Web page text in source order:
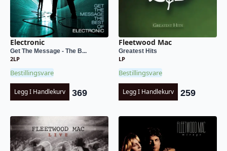
Electronic
Get The Message - The B...
2LP
Bestillingsvare
Legg I Handlekurv 369
Fleetwood Mac
Greatest Hits
LP
Bestillingsvare
Legg I Handlekurv 259